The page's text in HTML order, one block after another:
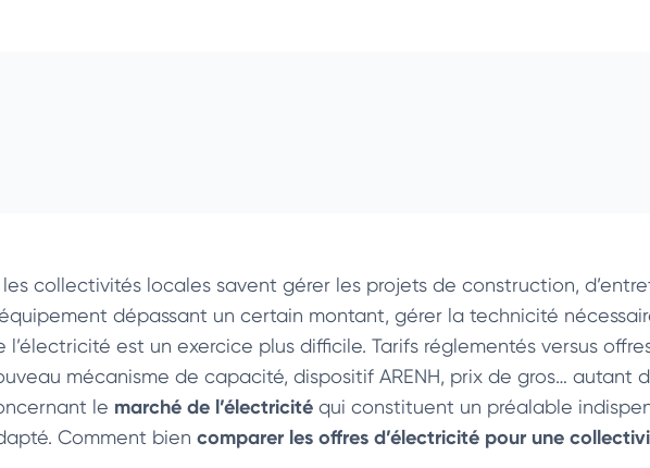
les collectivités locales savent gérer les projets de construction,
dépassant un certain montant, gérer la technicité
l’électricité est un exercice plus difficile. Tarifs réglementés versus
mécanisme de capacité, dispositif ARENH, prix de gros… autant
le marché de l’électricité qui constituent un préalable
Comment bien comparer les offres d’électricité pour une